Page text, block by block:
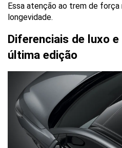
Essa atenção ao trem de
longevidade.
Diferenciais de luxo
última edição